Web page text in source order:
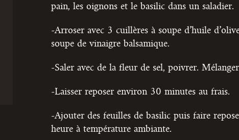
pain, les oignons et le basilic dans un saladier.
-Arroser avec 3 cuillères à soupe d’huile
soupe de vinaigre balsamique.
-Saler avec de la fleur de sel, poivrer.
-Laisser reposer environ 30 minutes au frais.
-Ajouter des feuilles de basilic puis faire
heure à température ambiante.